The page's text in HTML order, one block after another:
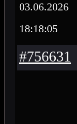
03.06.2026
18:18:05
#756631